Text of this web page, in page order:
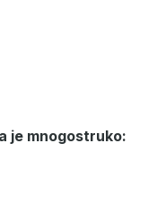
je mnogostruko: